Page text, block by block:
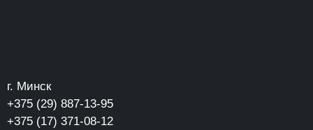
г. Минск
+375 (29) 887-13-95
+375 (17) 371-08-12